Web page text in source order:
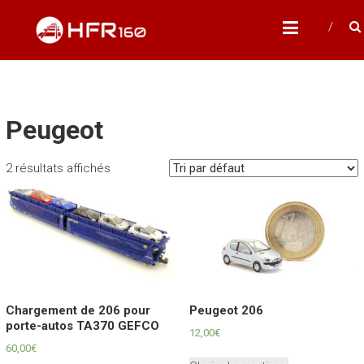
content
HFR160
Modélisme ferroviaire à l'échelle N
Peugeot
2 résultats affichés
Chargement de 206 pour
porte-autos TA370 GEFCO
60,00€
Peugeot 206
12,00€